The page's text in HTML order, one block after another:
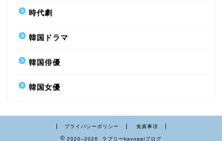
時代劇
韓国ドラマ
韓国俳優
韓国女優
プライバシーポリシー 免責事項
2020–2026 ラブリーkayoppiブログ